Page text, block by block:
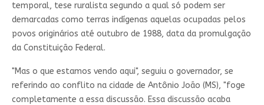
temporal, tese ruralista segundo a qual só podem ser
demarcadas como terras indígenas aquelas ocupadas pelos
povos originários até outubro de 1988, data da promulgação
da Constituição Federal.
"Mas o que estamos vendo aqui", seguiu o governador, se
referindo ao conflito na cidade de Antônio João (MS), "foge
completamente a essa discussão. Essa discussão acaba